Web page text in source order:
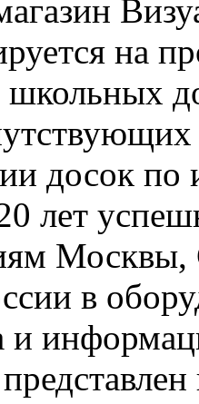
на
досок по
лет
Москвы,
в
и